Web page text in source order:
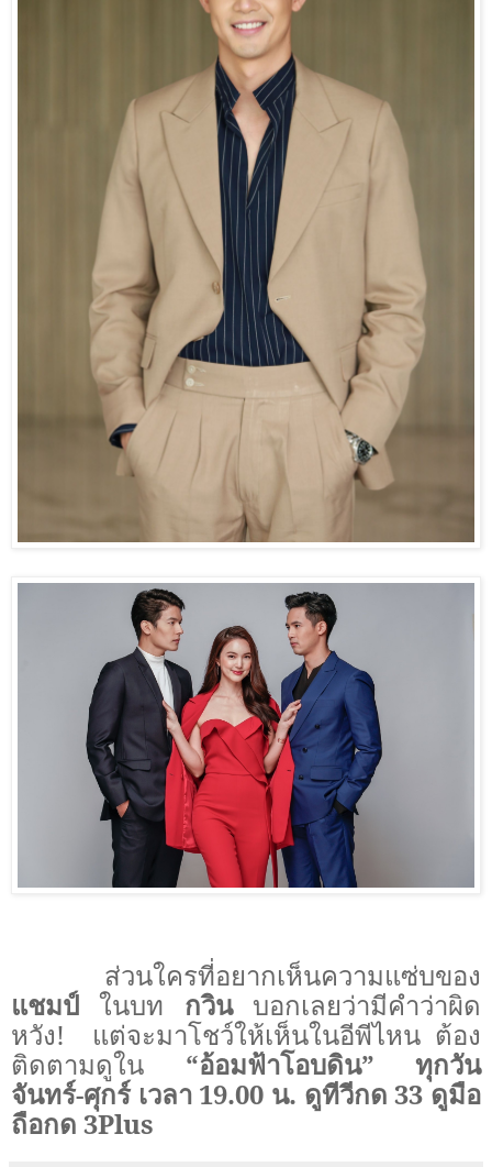
ส่วนใครที่อยากเห็นความแซ่บของ
แชมป์ ในบท กวินบอกเลยว่ามีคำว่าผิด
หวัง!
แต่จะมาโชว์ให้เห็นในอีพีไหน ต้อง
ติดตามดูใน “อ้อมฟ้าโอบดิน” ทุกวัน
จันทร์-ศุกร์ เวลา 19.00 น. ดูทีวีกด 33 ดูมือ
ถือกด 3Plus